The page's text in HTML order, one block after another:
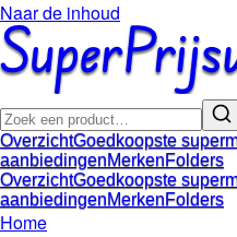
Naar de inhoud
OverzichtGoedkoopste
aanbiedingenMerkenFolders
OverzichtGoedkoopste
aanbiedingenMerkenFolders
Home